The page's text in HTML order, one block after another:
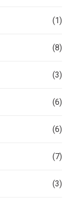
(1)
(8)
(3)
(6)
(6)
(7)
(3)